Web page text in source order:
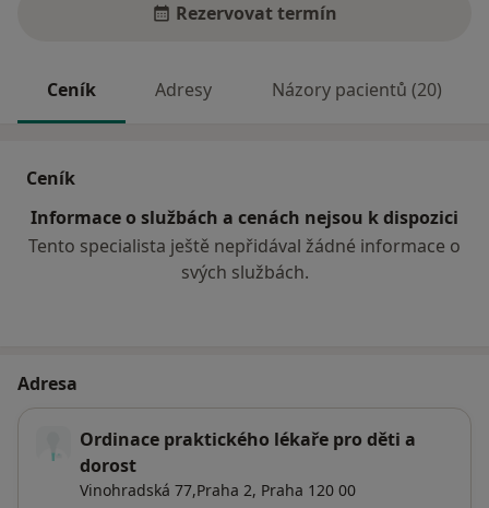
Rezervovat termín
Ceník Adresy Názory pacientů (20)
Ceník
Informace o službách a cenách nejsou k dispozici
Tento specialista ještě nepřidával žádné informace o
svých službách.
Adresa
Ordinace praktického lékaře pro děti a
dorost
Vinohradská 77,Praha 2, Praha 120 00